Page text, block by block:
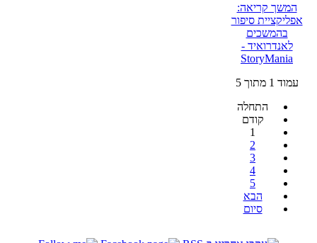
המשך קריאה:
אפליקציית סיפור
בהמשכים
לאנדרואיד -
StoryMania
עמוד 1 מתוך 5
התחלה
קודם
1
2
3
4
5
הבא
סיום